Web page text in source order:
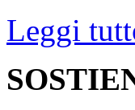
Leggi